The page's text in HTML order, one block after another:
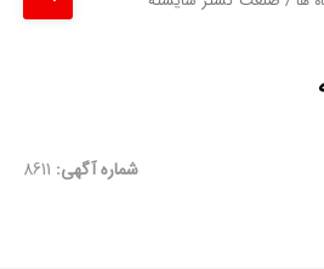
شماره آگهی: 8611